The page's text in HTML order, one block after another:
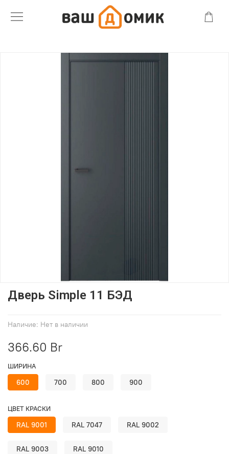
Наличие: Нет в наличии
Дверь Simple 11 БЭД
366.60 Br
ШИРИНА
600 700 800 900
ЦВЕТ КРАСКИ
RAL 9001 RAL 7047 RAL 9002
RAL 9003 RAL 9010